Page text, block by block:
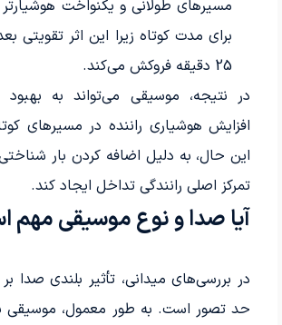
مسیرهای طولانی و یکنواخت
25 دقیقه فروکش می‌کند.
در نتیجه، موسیقی می‌تواند به
افزایش هوشیاری راننده در مسیرهای
این حال، به دلیل اضافه کردن بار
تمرکز اصلی رانندگی تداخل ایجاد کند.
آیا صدا و نوع موسیقی مهم
در بررسی‌های میدانی، تأثیر بلندی صدا بر
حد تصور است. به طور معمول،